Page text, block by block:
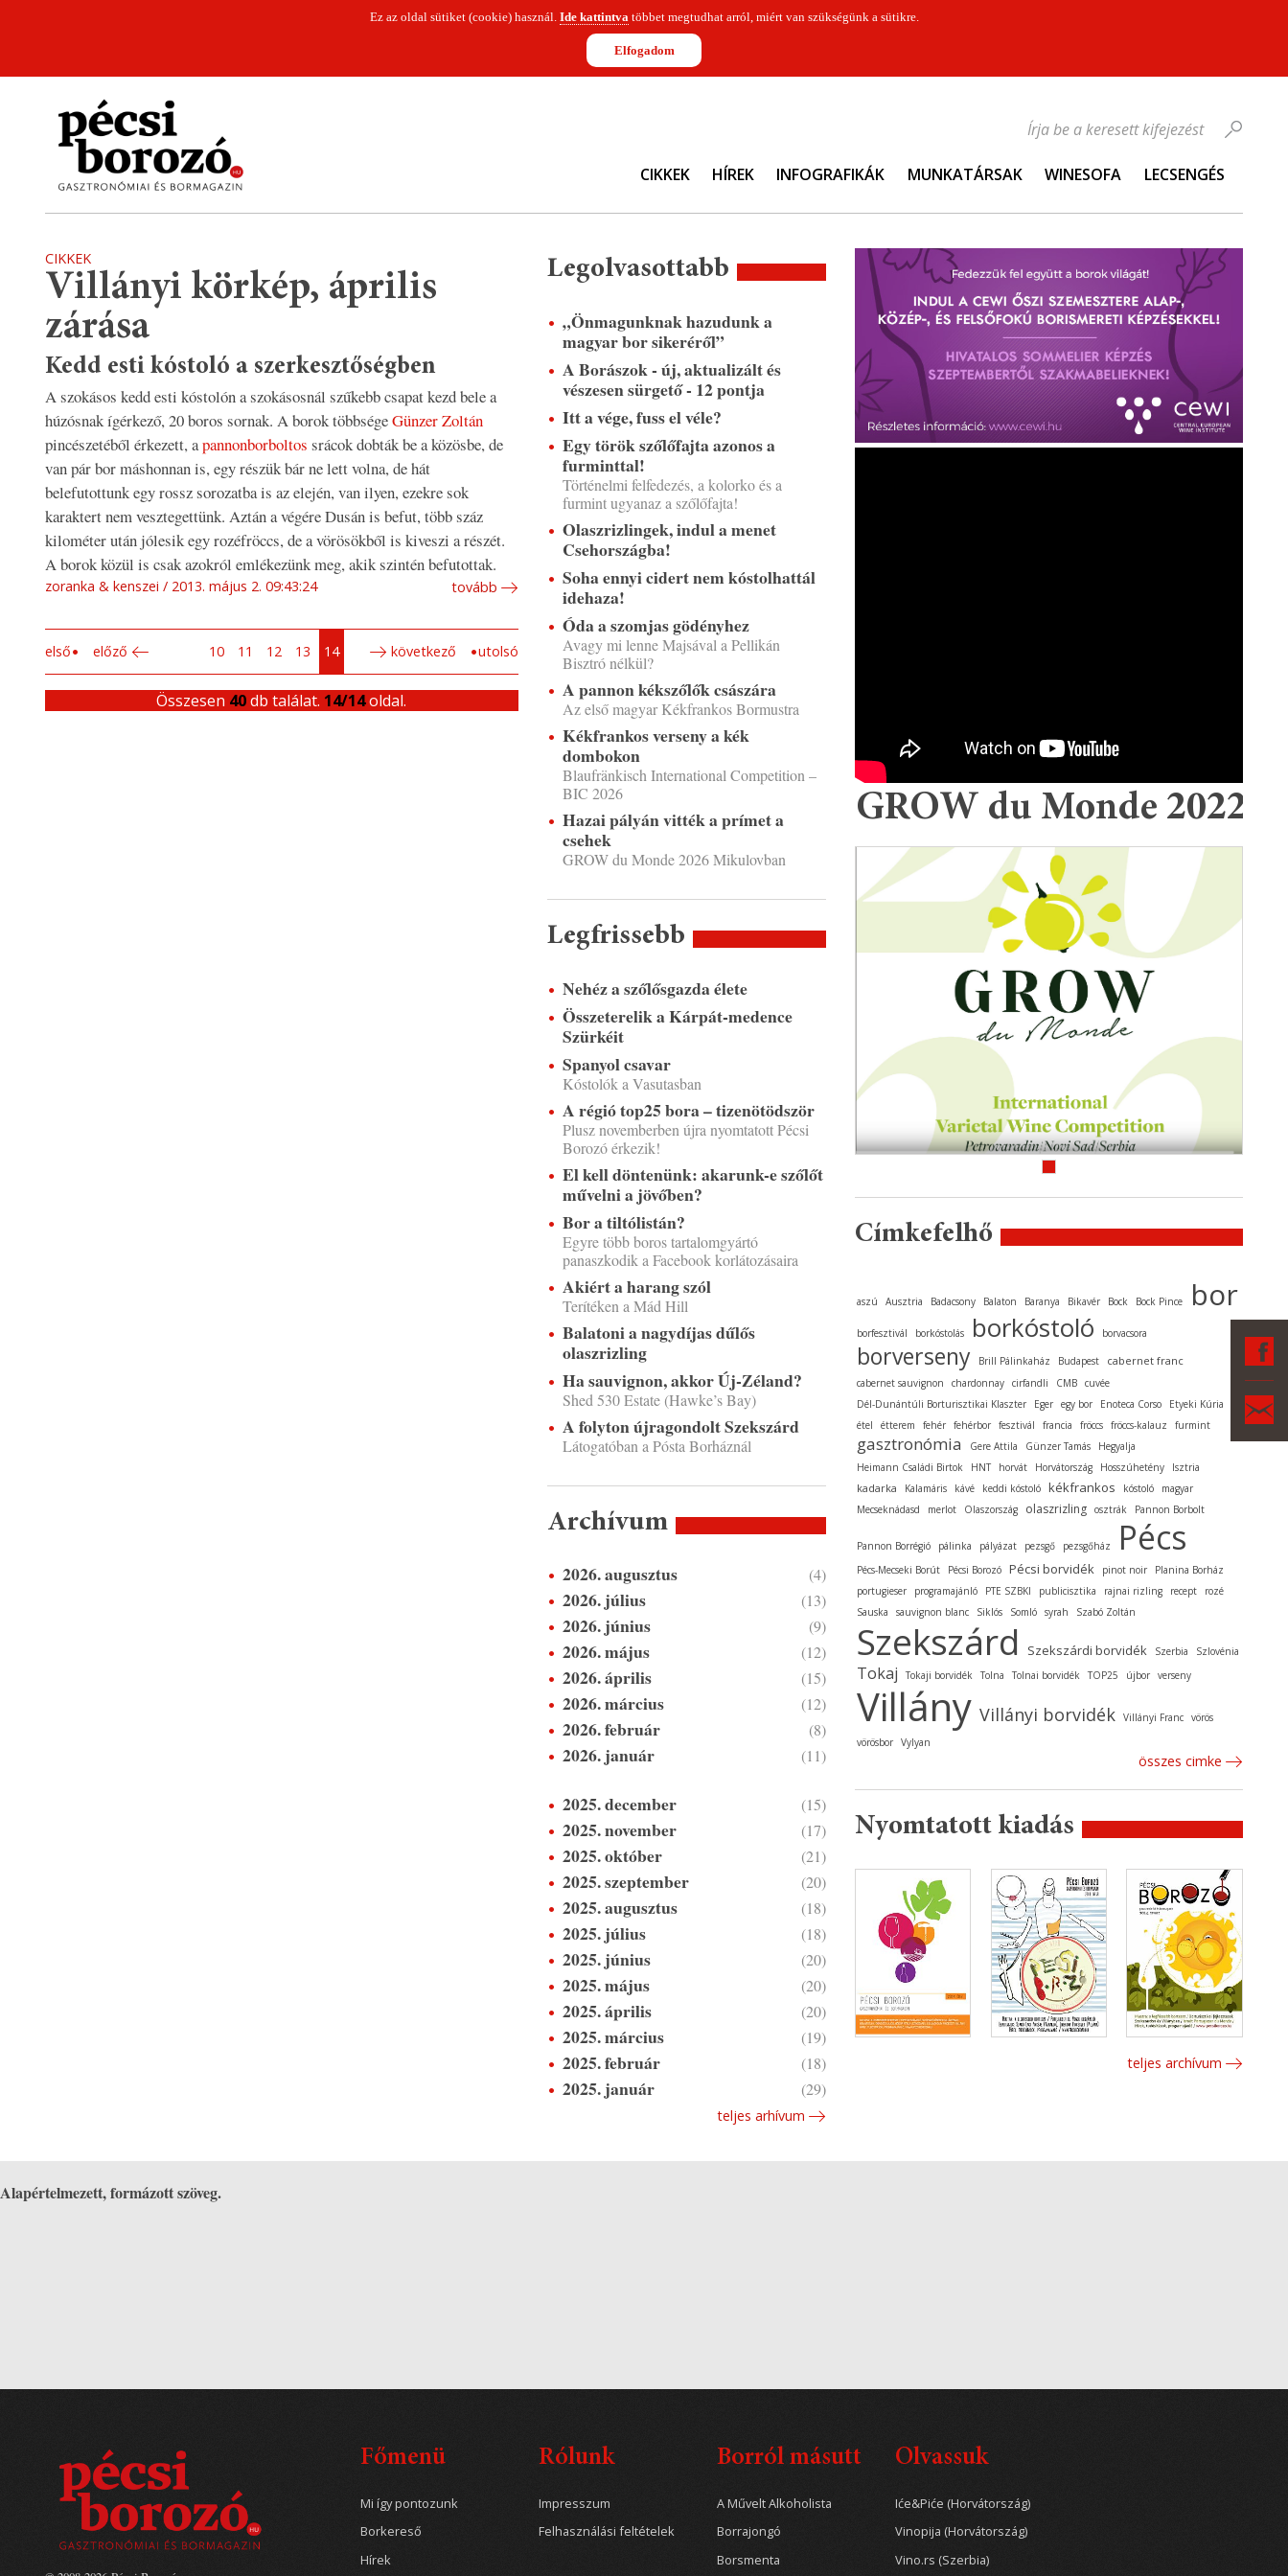
Ez az oldal sütiket (cookie) használ. Ide kattintvatöbbet megtudhat arról, miért van szükségünk a sütikre.
Elfogadom
CIKKEK HÍREK INFOGRAFIKÁK MUNKATÁRSAK WINESOFA LECSENGÉS
Írja be a keresett kifejezést
CIKKEK
Villányi körkép, április
zárása
Kedd esti kóstoló a szerkesztőségben
A szokásos kedd esti kóstolón a szokásosnál szűkebb csapat kezd bele a
húzósnak ígérkező, 20 boros sornak. A borok többségeGünzer Zoltán
pincészetéből érkezett, apannonborboltos srácok dobták be a közösbe, de
van pár bor máshonnan is, egy részük bár ne lett volna, de hát
belefutottunk egy rossz sorozatba is az elején, van ilyen, ezekre sok
karaktert nem vesztegettünk. Aztán a végére Dusán is befut, több száz
kilométer után jólesik egy rozéfröccs, de a vörösökből is kiveszi a részét.
A borok közül is csak azokról emlékezünk meg, akik szintén befutottak.
zoranka & kenszei 2013. május 2. 09:43:24 tovább
első előző 10 11 12 13 14 következő utolsó
Összesen 40db találat. 14/14oldal.
Legolvasottabb
„Önmagunknak hazudunk a
magyar bor sikeréről”
A Borászok - új, aktualizált és
vészesen sürgető - 12 pontja
Itt a vége, fuss el véle?
Egy török szőlőfajta azonos a
furminttal!
Történelmi felfedezés, a kolorko és a
furmint ugyanaz a szőlőfajta!
Olaszrizlingek, indul a menet
Csehországba!
Soha ennyi cidert nem kóstolhattál
idehaza!
Óda a szomjas gödényhez
Avagy mi lenne Majsával a Pellikán
Bisztró nélkül?
A pannon kékszőlők császára
Az első magyar Kékfrankos Bormustra
Kékfrankos verseny a kék
dombokon
Blaufränkisch International Competition –
BIC 2026
Hazai pályán vitték a prímet a
csehek
GROW du Monde 2026 Mikulovban
Legfrissebb
Nehéz a szőlősgazda élete
Összeterelik a Kárpát-medence
Szürkéit
Spanyol csavar
Kóstolók a Vasutasban
A régió top25 bora – tizenötödször
Plusz novemberben újra nyomtatott Pécsi
Borozó érkezik!
El kell döntenünk: akarunk-e szőlőt
művelni a jövőben?
Bor a tiltólistán?
Egyre több boros tartalomgyártó
panaszkodik a Facebook korlátozásaira
Akiért a harang szól
Terítéken a Mád Hill
Balatoni a nagydíjas dűlős
olaszrizling
Ha sauvignon, akkor Új-Zéland?
Shed 530 Estate (Hawke’s Bay)
A folyton újragondolt Szekszárd
Látogatóban a Pósta Borháznál
Archívum
2026. augusztus (4)
2026. július (13)
2026. június (9)
2026. május (12)
2026. április (15)
2026. március (12)
2026. február (8)
2026. január (11)
2025. december (15)
2025. november (17)
2025. október (21)
2025. szeptember (20)
2025. augusztus (18)
2025. július (18)
2025. június (20)
2025. május (20)
2025. április (20)
2025. március (19)
2025. február (18)
2025. január (29)
teljes arhívum
GROW du Monde 2022
Címkefelhő
aszú Ausztria Badacsony Balaton Baranya Bikavér Bock Bock Pince bor
borfesztivál borkóstolás borkóstoló borvacsora
borverseny Brill Pálinkaház Budapest cabernet franc
cabernet sauvignon chardonnay cirfandli CMB cuvée
Dél-Dunántúli Borturisztikai Klaszter
Eger egy bor Enoteca Corso
Etyeki Kúria
étel
étterem fehér fehérbor fesztivál francia fröccs fröccs-kalauz furmint
gasztronómia Gere Attila Günzer Tamás
Hegyalja
Heimann Családi Birtok
HNT horvát Horvátország Hosszúhetény Isztria
kadarka Kalamáris kávé keddi kóstoló kékfrankos kóstoló
magyar
Mecseknádasd
merlot Olaszország olaszrizling osztrák Pannon Borbolt
Pannon Borrégió pálinka pályázat pezsgő pezsgőház Pécs
Pécs-Mecseki Borút Pécsi Borozó Pécsi borvidék pinot noir
Planina Borház
portugieser
programajánló PTE SZBKI publicisztika rajnai rizling recept
rozé
Sauska
sauvignon blanc Siklós Somló syrah Szabó Zoltán
Szekszárd Szekszárdi borvidék Szerbia Szlovénia
Tokaj Tokaji borvidék Tolna Tolnai borvidék TOP25 újbor verseny
Villány Villányi borvidék Villányi Franc vörös
vörösbor Vylyan
összes cimke
Nyomtatott kiadás
teljes archívum
Alapértelmezett, formázott szöveg.
Főmenü
Mi így pontozunk
Borkereső
Hírek
Rólunk
Impresszum
Felhasználási feltételek
Borról másutt
A Művelt Alkoholista
Borrajongó
Borsmenta
Olvassuk
Iće&Piće (Horvátország)
Vinopija (Horvátország)
Vino.rs (Szerbia)